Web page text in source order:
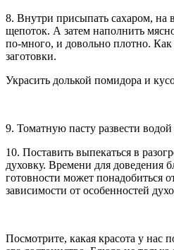
8. Внутри присыпать сахаром, на
щепоток. А затем наполнить
по-много, и довольно плотно. Как
заготовки.
Украсить долькой помидора и
9. Томатную пасту развести
10. Поставить выпекаться в
духовку. Времени для доведения
готовности может понадобиться
зависимости от особенностей
Посмотрите, какая красота у нас